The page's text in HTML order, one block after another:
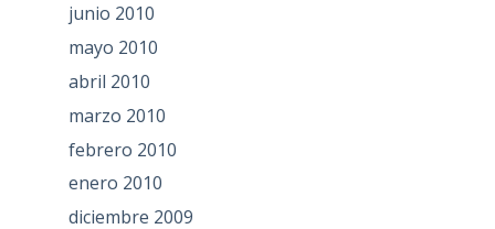
junio 2010
mayo 2010
abril 2010
marzo 2010
febrero 2010
enero 2010
diciembre 2009